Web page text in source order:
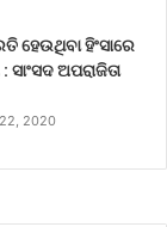
ହେଉଥିବା ହିଂସାରେ
ସାଂସଦ ଅପରାଜିତା
2020